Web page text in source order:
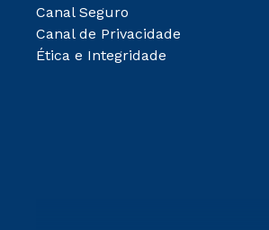
Canal Seguro
Canal de Privacidade
Ética e Integridade